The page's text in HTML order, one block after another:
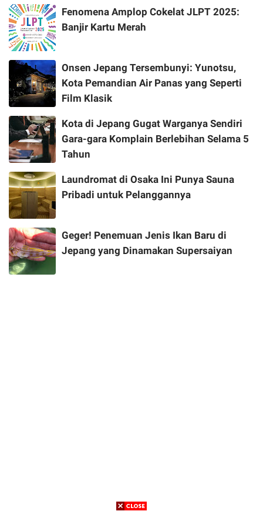
Fenomena Amplop Cokelat JLPT 2025:
Banjir Kartu Merah
Onsen Jepang Tersembunyi: Yunotsu,
Kota Pemandian Air Panas yang Seperti
Film Klasik
Kota di Jepang Gugat Warganya Sendiri
Gara-gara Komplain Berlebihan Selama 5
Tahun
Laundromat di Osaka Ini Punya Sauna
Pribadi untuk Pelanggannya
Geger! Penemuan Jenis Ikan Baru di
Jepang yang Dinamakan Supersaiyan